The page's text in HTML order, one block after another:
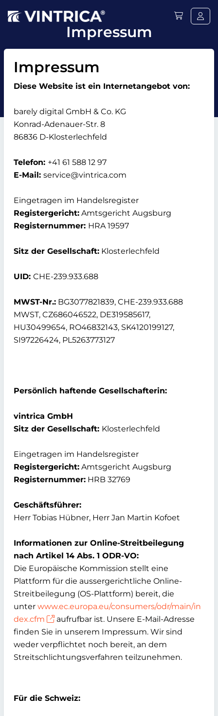
Impressum
Impressum
Diese Website ist ein Internetangebot von:
barely digital GmbH & Co. KG
Konrad-Adenauer-Str. 8
86836 D-Klosterlechfeld
Telefon: +41 61 588 12 97
E-Mail: service@vintrica.com
Eingetragen im Handelsregister
Registergericht: Amtsgericht Augsburg
Registernummer: HRA 19597
Sitz der Gesellschaft: Klosterlechfeld
UID: CHE-239.933.688
MWST-Nr.: BG3077821839, CHE-239.933.688
MWST, CZ686046522, DE319585617,
HU30499654, RO46832143, SK4120199127,
SI97226424, PL5263773127
Persönlich haftende Gesellschafterin:
vintrica GmbH
Sitz der Gesellschaft: Klosterlechfeld
Eingetragen im Handelsregister
Registergericht: Amtsgericht Augsburg
Registernummer: HRB 32769
Geschäftsführer:
Herr Tobias Hübner, Herr Jan Martin Kofoet
Informationen zur Online-Streitbeilegung
nach Artikel 14 Abs. 1 ODR-VO:
Die Europäische Kommission stellt eine
Plattform für die aussergerichtliche Online-
Streitbeilegung (OS-Plattform) bereit, die
unter www.ec.europa.eu/consumers/odr/main/in
dex.cfm
aufrufbar ist. Unsere E-Mail-Adresse
finden Sie in unserem Impressum. Wir sind
weder verpflichtet noch bereit, an dem
Streitschlichtungsverfahren teilzunehmen.
Für die Schweiz: